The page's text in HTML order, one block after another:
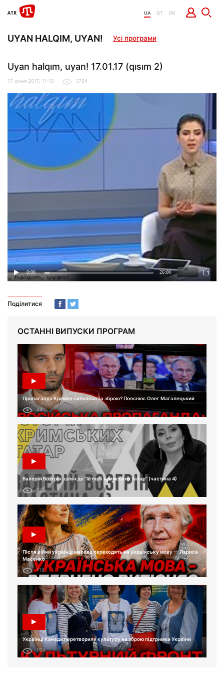
UA QT EN
UYAN HALQIM, UYAN! Усі програми
Uyan halqım, uyan! 17.01.17 (qısım 2)
17 січня 2017, 11:10 1794
Поділитися
ОСТАННІ ВИПУСКИ ПРОГРАМ
Пропаганда Кремля сильніша за зброю? Пояснює Олег Магалецький
44
Валерій Возгрін: шлях до “Історії кримських татар” (частина 4)
27
Після війни українці масово переходять на українську мову — Лариса
Масенко
116
Українці Канади перетворили культуру на зброю підтримки України
194